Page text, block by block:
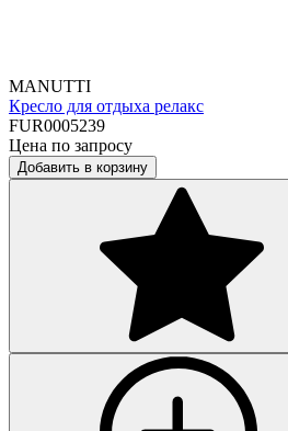
MANUTTI
Кресло для отдыха релакс
FUR0005239
Цена по запросу
Добавить в корзину